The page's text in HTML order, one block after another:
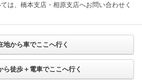
は、橋本支店・相原支店へお問い合わせく
地から車でここへ行く
ら徒歩＋電車でここへ行く